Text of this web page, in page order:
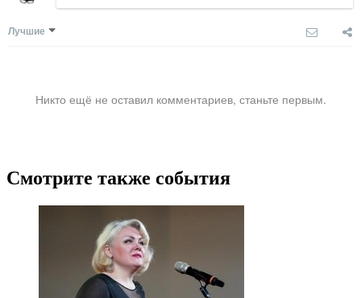
Лучшие
Никто ещё не оставил комментариев, станьте первым.
Смотрите также события